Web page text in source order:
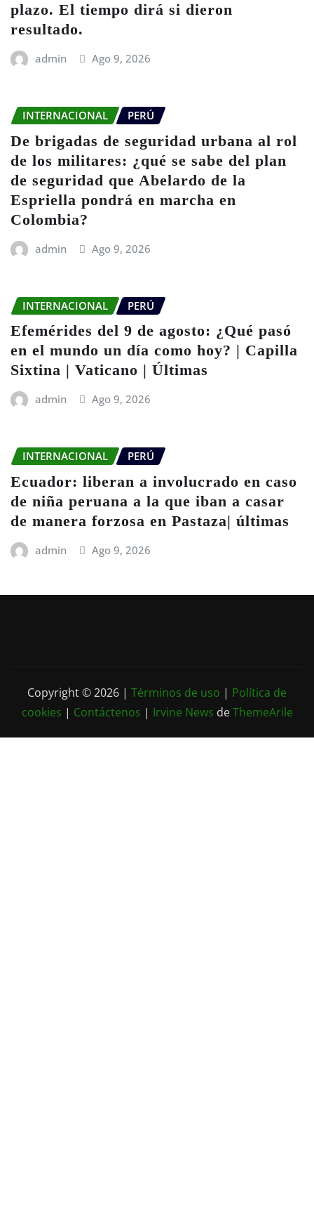
plazo. El tiempo dirá si dieron
resultado.
admin Ago 9, 2026
INTERNACIONAL PERÚ
De brigadas de seguridad urbana al rol
de los militares: ¿qué se sabe del plan
de seguridad que Abelardo de la
Espriella pondrá en marcha en
Colombia?
admin Ago 9, 2026
INTERNACIONAL PERÚ
Efemérides del 9 de agosto: ¿Qué pasó
en el mundo un día como hoy? | Capilla
Sixtina | Vaticano | Últimas
admin Ago 9, 2026
INTERNACIONAL PERÚ
Ecuador: liberan a involucrado en caso
de niña peruana a la que iban a casar
de manera forzosa en Pastaza| últimas
admin Ago 9, 2026
Copyright © 2026 | Términos de uso | Política de
cookies | Contáctenos | Irvine News deThemeArile